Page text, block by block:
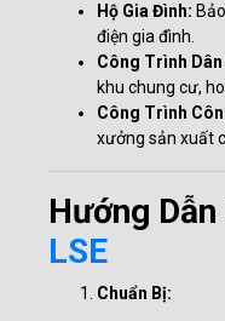
Hộ Gia Đình:
điện gia đình.
Công Trình Dân
khu chung cư,
Công Trình
xưởng sản xuất
Hướng
LSE
Chuẩn Bị: